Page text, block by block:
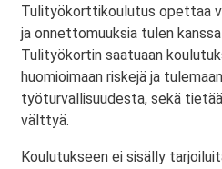
Tulityökorttikoulutus opettaa
ja onnettomuuksia tulen
Tulityökortin saatuaan
huomioimaan riskejä ja
työturvallisuudesta, sekä
välttyä.
Koulutukseen ei sisälly